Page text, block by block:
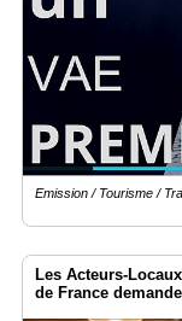
Emission / Tourisme /
Les Acteurs-
de France